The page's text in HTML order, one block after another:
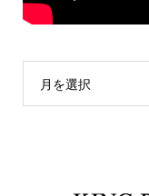
月を選択